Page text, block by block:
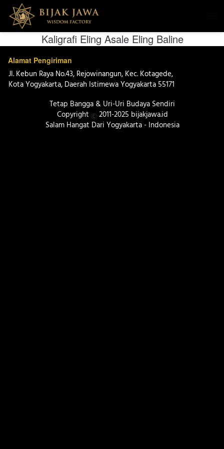
Kaligrafi Eling Asale Eling Baline
Alamat Pengiriman
Jl. Kebun Raya No.43, Rejowinangun, Kec. Kotagede,
Kota Yogyakarta, Daerah Istimewa Yogyakarta 55171
Tetap Bangga & Uri-Uri Budaya Sendiri
Copyright
2011-2025 bijakjawa.id
Salam Hangat Dari Yogyakarta - Indonesia